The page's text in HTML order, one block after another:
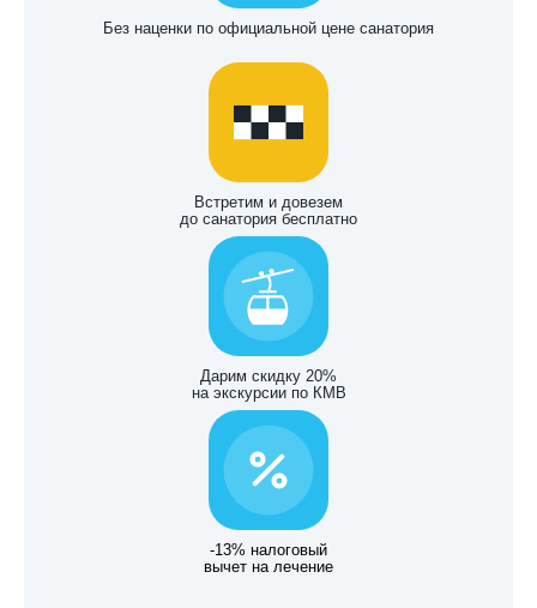
Без наценки по официальной цене санатория
Встретим и довезем
до санатория бесплатно
Дарим скидку 20%
на экскурсии по КМВ
-13% налоговый
вычет на лечение